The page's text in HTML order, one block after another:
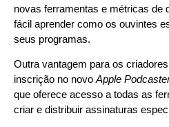
novas ferramentas e métricas de
fácil aprender como os ouvintes
seus programas.
Outra vantagem para os
inscrição no novo Apple
que oferece acesso a todas as
criar e distribuir assinaturas